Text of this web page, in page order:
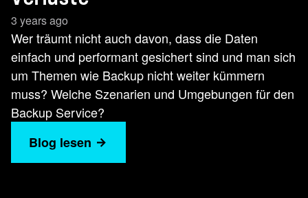
3 years ago
Wer träumt nicht auch davon, dass die Daten
einfach und performant gesichert sind und man sich
um Themen wie Backup nicht weiter kümmern
muss? Welche Szenarien und Umgebungen für den
Backup Service?
Blog lesen